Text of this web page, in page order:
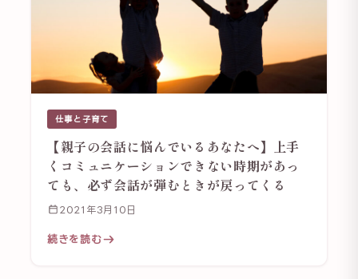
仕事と子育て
【親子の会話に悩んでいるあなたへ】上手
くコミュニケーションできない時期があっ
ても、必ず会話が弾むときが戻ってくる
2021年3月10日
続きを読む